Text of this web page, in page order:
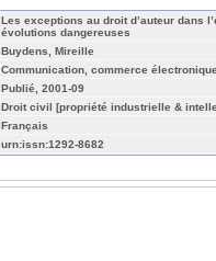
Les exceptions au droit d’auteur dans
évolutions dangereuses
Buydens, Mireille
Communication, commerce
Publié, 2001-09
Droit civil [propriété industrielle &
Français
urn:issn:1292-8682